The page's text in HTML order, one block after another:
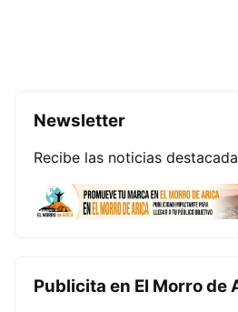
Newsletter
Recibe las noticias
Publicita en El Morro de